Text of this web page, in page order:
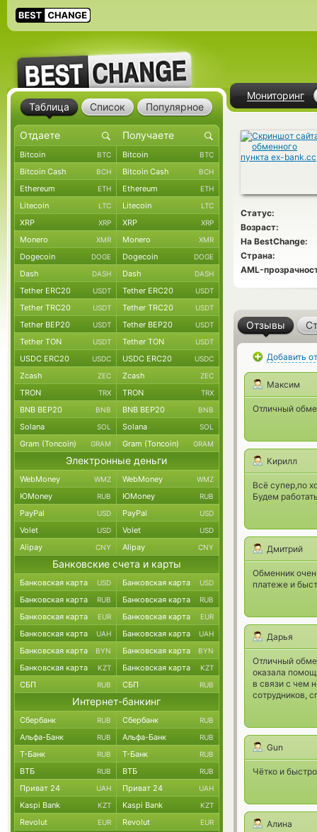
Мониторинг
Статус:
Возраст:
На BestChange:
Страна:
AML-
Отзывы
Добавить
Максим
Отличный
Кирилл
Всё супер,по
Будем
Дмитрий
Обменник
платеже и
Дарья
Отличный
оказала
в связи с чем
сотрудников,
Gun
Чётко и
Алина
Таблица Список Популярное
Bitcoin BTC Bitcoin BTC
Bitcoin Cash BCH Bitcoin Cash BCH
Ethereum ETH Ethereum ETH
Litecoin LTC Litecoin LTC
XRP XRP XRP XRP
Monero XMR Monero XMR
Dogecoin DOGE Dogecoin DOGE
Dash DASH Dash DASH
Tether ERC20 USDT Tether ERC20 USDT
Tether TRC20 USDT Tether TRC20 USDT
Tether BEP20 USDT Tether BEP20 USDT
Tether TON USDT Tether TON USDT
USDC ERC20 USDC USDC ERC20 USDC
Zcash ZEC Zcash ZEC
TRON TRX TRON TRX
BNB BEP20 BNB BNB BEP20 BNB
Solana SOL Solana SOL
Gram (Toncoin) GRAM Gram (Toncoin) GRAM
Электронные деньги
WebMoney WMZ WebMoney WMZ
ЮMoney RUB ЮMoney RUB
PayPal USD PayPal USD
Volet USD Volet USD
Alipay CNY Alipay CNY
Банковские счета и карты
Банковская карта USD Банковская карта USD
Банковская карта RUB Банковская карта RUB
Банковская карта EUR Банковская карта EUR
Банковская карта UAH Банковская карта UAH
Банковская карта BYN Банковская карта BYN
Банковская карта KZT Банковская карта KZT
СБП RUB СБП RUB
Интернет-банкинг
Сбербанк RUB Сбербанк RUB
Альфа-Банк RUB Альфа-Банк RUB
Т-Банк RUB Т-Банк RUB
ВТБ RUB ВТБ RUB
Приват 24 UAH Приват 24 UAH
Kaspi Bank KZT Kaspi Bank KZT
Revolut EUR Revolut EUR